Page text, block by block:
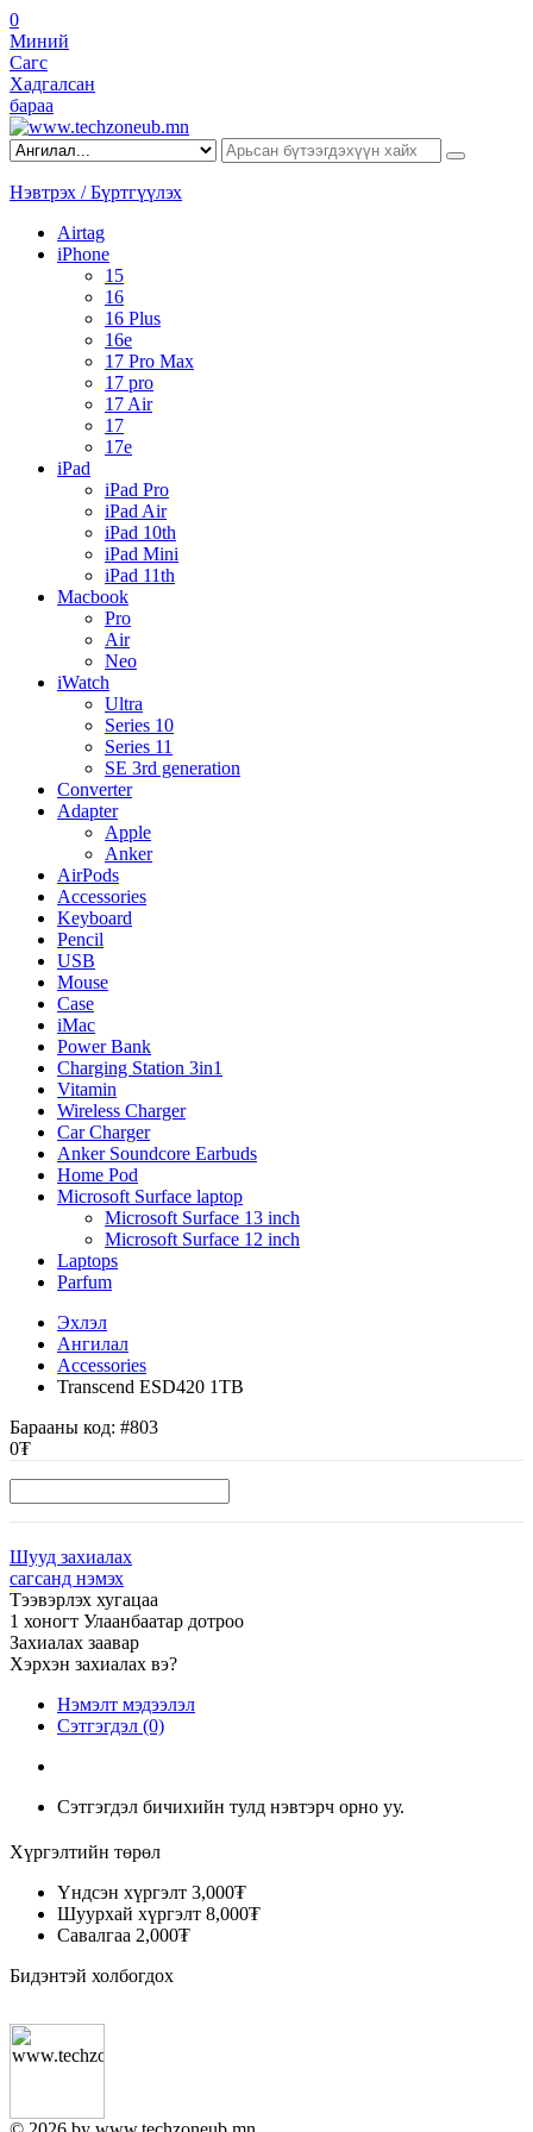
0
Миний
Сагс
Хадгалсан
бараа
Нэвтрэх / Бүртгүүлэх
Airtag
iPhone
15
16
16 Plus
16e
17 Pro Max
17 pro
17 Air
17
17e
iPad
iPad Pro
iPad Air
iPad 10th
iPad Mini
iPad 11th
Macbook
Pro
Air
Neo
iWatch
Ultra
Series 10
Series 11
SE 3rd generation
Converter
Adapter
Apple
Anker
AirPods
Accessories
Keyboard
Pencil
USB
Mouse
Case
iMac
Power Bank
Charging Station 3in1
Vitamin
Wireless Charger
Car Charger
Anker Soundcore Earbuds
Home Pod
Microsoft Surface laptop
Microsoft Surface 13 inch
Microsoft Surface 12 inch
Laptops
Parfum
Эхлэл
Ангилал
Accessories
Transcend ESD420 1TB
Барааны код: #803
0₮
Шууд захиалах
сагсанд нэмэх
Тээвэрлэх хугацаа
1 хоногт Улаанбаатар дотроо
Захиалах заавар
Хэрхэн захиалах вэ?
Нэмэлт мэдээлэл
Сэтгэгдэл (0)
Сэтгэгдэл бичихийн тулд нэвтэрч орно уу.
Хүргэлтийн төрөл
Үндсэн хүргэлт 3,000₮
Шуурхай хүргэлт 8,000₮
Савалгаа 2,000₮
Бидэнтэй холбогдох